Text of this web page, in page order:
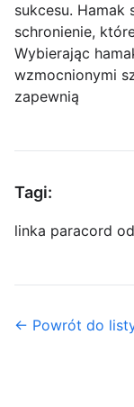
sukcesu.
schronienie,
Wybierając
wzmocnionymi
zapewnią
Tagi:
linka paracord
← Powrót do